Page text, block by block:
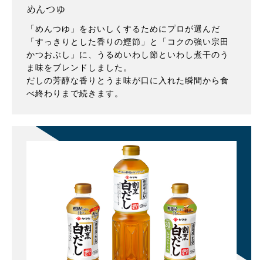
めんつゆ
「めんつゆ」をおいしくするためにプロが選んだ
「すっきりとした香りの鰹節」と「コクの強い宗田
かつおぶし」に、うるめいわし節といわし煮干のう
ま味をブレンドしました。
だしの芳醇な香りとうま味が口に入れた瞬間から食
べ終わりまで続きます。